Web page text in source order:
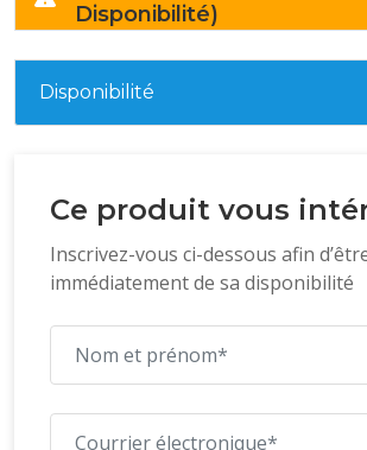
Disponibilité)
Disponibilité
Ce produit vous
Inscrivez-vous ci-dessous afin
immédiatement de sa disponibilité